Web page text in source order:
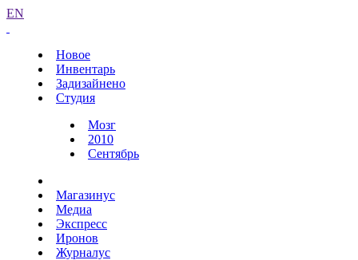
EN
Новое
Инвентарь
Задизайнено
Студия
Мозг
2010
Сентябрь
Магазинус
Медиа
Экспресс
Иронов
Журналус